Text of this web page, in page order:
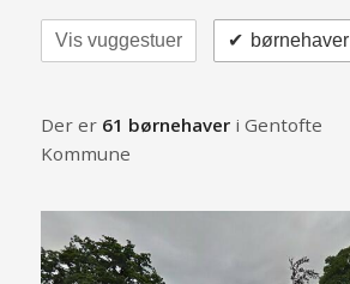
Vis vuggestuer børnehaver
✔
Der er 61 børnehaveri Gentofte
Kommune